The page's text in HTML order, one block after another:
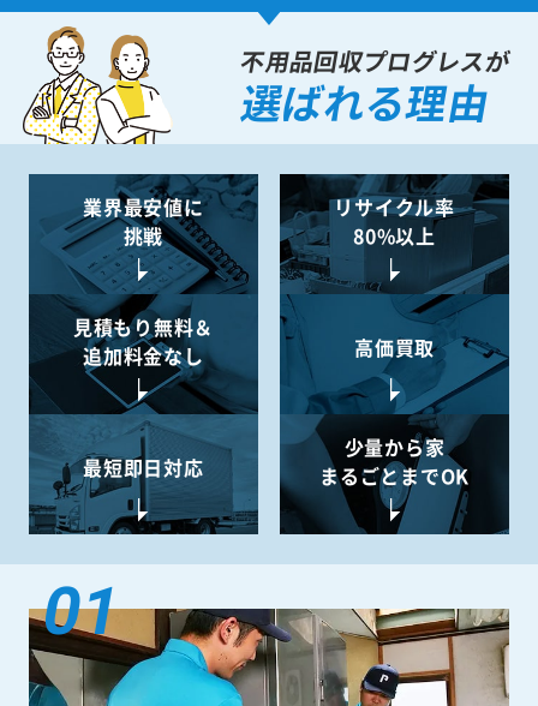
不用品回収プログレスが
選ばれる理由
業界最安値に
挑戦
リサイクル率
80%以上
見積もり無料＆
追加料金なし
高価買取
最短即日対応
少量から家
まるごとまでOK